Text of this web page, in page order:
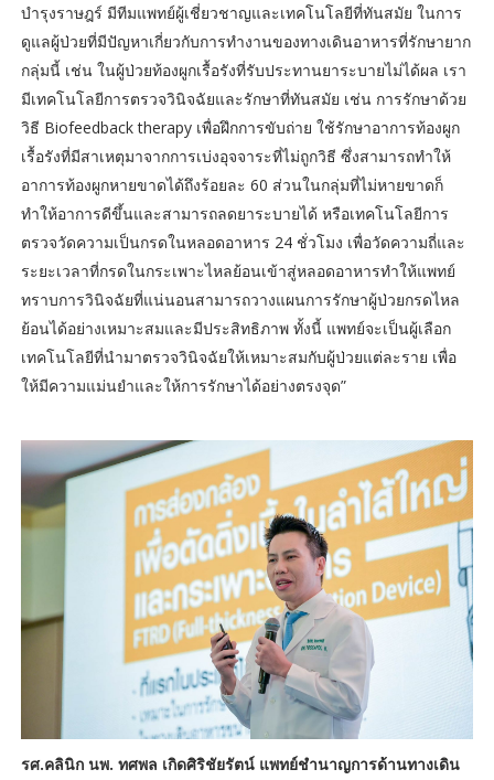
บำรุงราษฎร์ มีทีมแพทย์ผู้เชี่ยวชาญและเทคโนโลยีที่ทันสมัย ในการ
ดูแลผู้ป่วยที่มีปัญหาเกี่ยวกับการทำงานของทางเดินอาหารที่รักษายาก
กลุ่มนี้ เช่น ในผู้ป่วยท้องผูกเรื้อรังที่รับประทานยาระบายไม่ได้ผล เรา
มีเทคโนโลยีการตรวจวินิจฉัยและรักษาที่ทันสมัย เช่น การรักษาด้วย
วิธี Biofeedback therapy เพื่อฝึกการขับถ่าย ใช้รักษาอาการท้องผูก
เรื้อรังที่มีสาเหตุมาจากการเบ่งอุจจาระที่ไม่ถูกวิธี ซึ่งสามารถทำให้
อาการท้องผูกหายขาดได้ถึงร้อยละ 60 ส่วนในกลุ่มที่ไม่หายขาดก็
ทำให้อาการดีขึ้นและสามารถลดยาระบายได้ หรือเทคโนโลยีการ
ตรวจวัดความเป็นกรดในหลอดอาหาร 24 ชั่วโมง เพื่อวัดความถี่และ
ระยะเวลาที่กรดในกระเพาะไหลย้อนเข้าสู่หลอดอาหารทำให้แพทย์
ทราบการวินิจฉัยที่แน่นอนสามารถวางแผนการรักษาผู้ป่วยกรดไหล
ย้อนได้อย่างเหมาะสมและมีประสิทธิภาพ ทั้งนี้ แพทย์จะเป็นผู้เลือก
เทคโนโลยีที่นำมาตรวจวินิจฉัยให้เหมาะสมกับผู้ป่วยแต่ละราย เพื่อ
ให้มีความแม่นยำและให้การรักษาได้อย่างตรงจุด”
รศ.คลินิก นพ. ทศพล เกิดศิริชัยรัตน์ แพทย์ชำนาญการด้านทางเดิน